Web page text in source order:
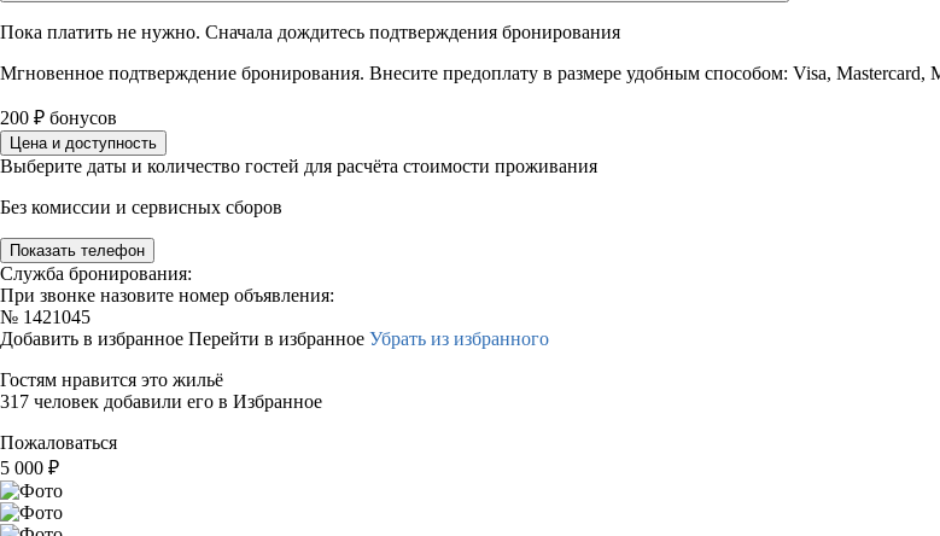
Пока платить не нужно. Сначала дождитесь подтверждения бронирования
Мгновенное подтверждение бронирования. Внесите предоплату в размере удобным способом: Visa,
200 ₽ бонусов
Цена и доступность
Выберите даты и количество гостей для расчёта стоимости проживания
Без комиссии и сервисных сборов
Показать телефон
Служба бронирования:
При звонке назовите номер объявления:
№ 1421045
Добавить в избранное Перейти в избранное Убрать из избранного
Гостям нравится это жильё
317 человек добавили его в Избранное
Пожаловаться
5 000 ₽